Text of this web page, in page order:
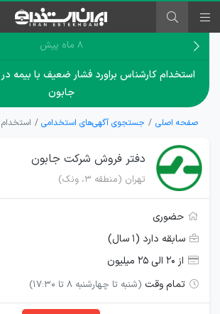
۸ ماه پیش
استخدام کارشناس براورد فشار ضعیف با بیمه
جابون
صفحه اصلی جستجوی آگهی‌های استخدامی
دفتر فروش شرکت جابون
تهران (منطقه ۳، ونک)
حضوری
سابقه دارد (۱ سال)
از ۲۰ الی ۲۵ میلیون
تمام وقت (شنبه تا چهارشنبه 8 تا 17:30)